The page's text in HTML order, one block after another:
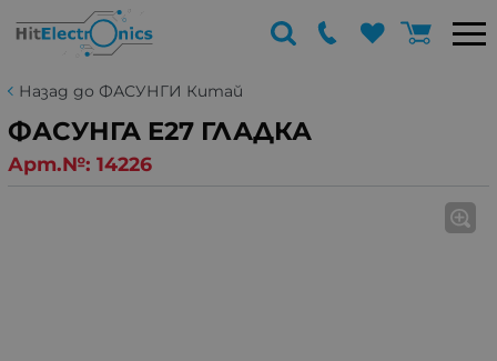
Назад до ФАСУНГИ Китай
ФАСУНГА E27 ГЛАДКА
Арт.№: 14226